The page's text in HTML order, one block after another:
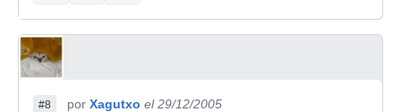
#8 por Xagutxo el 29/12/2005